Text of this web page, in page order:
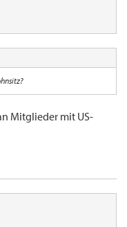
Mitglieder mit US-